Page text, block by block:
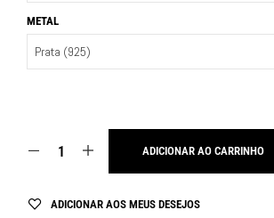
METAL
ADICIONAR AO CARRINHO
ADICIONAR AOS MEUS DESEJOS